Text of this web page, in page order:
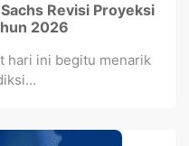
Revisi Proyeksi
2026
hari ini begitu menarik